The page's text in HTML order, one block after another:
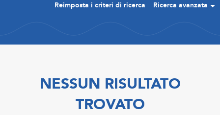
Reimposta i criteri di ricerca Ricerca avanzata
NESSUN RISULTATO
TROVATO